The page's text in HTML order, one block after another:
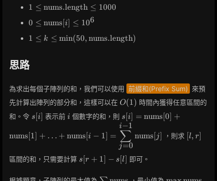
1 \leq
\text{nums.length}
\leq 1000
1 ≤ nums.length ≤ 1000
0 \leq
\text{nums}
[i] \leq 10^6
0 ≤ nums [i ≤ 106
1 \leq k \leq
1 ≤ k ≤ min(50, nums.length)
思路
為求出每個子陣列的和，我們可以使用 前綴和(Prefix Sum) 來預
先計算出陣列的部分和，這樣可以在 O(1)
O(1) 時間內獲得任意區間的
和。令 s[i]
s [i] 表示前 i
i 個數字的和，則 s[i] = \text{nums}[0] +
\text{nums}[1] + \ldots
\text{nums}[i-1] =
1} \text{nums}[j]
s [i] = nums [0] +
nums [1] + … + nums [i − 1] =
j=0
∑
i−1
nums [j] ，則求 r]
[l, r]
區間的和，只需要計算 s[r+1]
- s[l]
s [r + 1] − s [l] 即可。
\sum
\max